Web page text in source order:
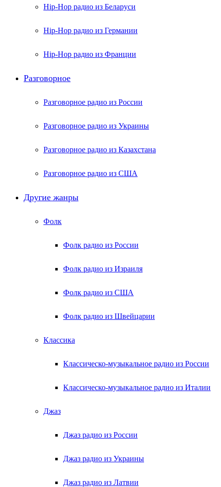
Hip-Hop радио из Беларуси
Hip-Hop радио из Германии
Hip-Hop радио из Франции
Разговорное
Разговорное радио из России
Разговорное радио из Украины
Разговорное радио из Казахстана
Разговорное радио из США
Другие жанры
Фолк
Фолк радио из России
Фолк радио из Израиля
Фолк радио из США
Фолк радио из Швейцарии
Классика
Классическо-музыкальное радио из России
Классическо-музыкальное радио из Италии
Джаз
Джаз радио из России
Джаз радио из Украины
Джаз радио из Латвии